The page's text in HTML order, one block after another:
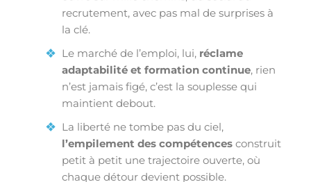
recrutement, avec pas mal de surprises à
la clé.
Le marché de l’emploi, lui, réclame
adaptabilité et formation continue, rien
n’est jamais figé, c’est la souplesse qui
maintient debout.
La liberté ne tombe pas du ciel,
l’empilement des compétences construit
petit à petit une trajectoire ouverte, où
chaque détour devient possible.